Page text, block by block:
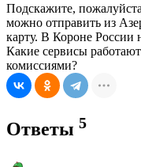
Подскажите,
можно отправить из
карту. В Короне России
Какие сервисы
комиссиями?
Ответы 5